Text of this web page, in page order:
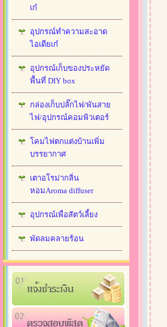
เก๋
อุปกรณ์ทำความสะอาด
ไอเดียเก๋
อุปกรณ์เก็บของประหยัด
พื้นที่ DIY box
กล่องเก็บปลั๊กไฟ/พันสาย
ไฟ/อุปกรณ์คอมพิวเตอร์
โคมไฟตกแต่งบ้านเพิ่ม
บรรยากาศ
เตาอโรม่ากลิ่น
หอมAroma diffuser
อุปกรณ์เพื่อสัตว์เลี้ยง
พัดลมคลายร้อน